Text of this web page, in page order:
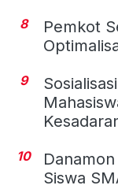
8
Pemkot
9
10
Siswa